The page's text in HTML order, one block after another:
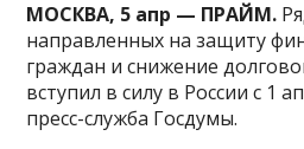
МОСКВА, 5 апр — ПРАЙМ.
направленных на защиту
граждан и снижение
вступил в силу в России с 1
пресс-служба Госдумы.